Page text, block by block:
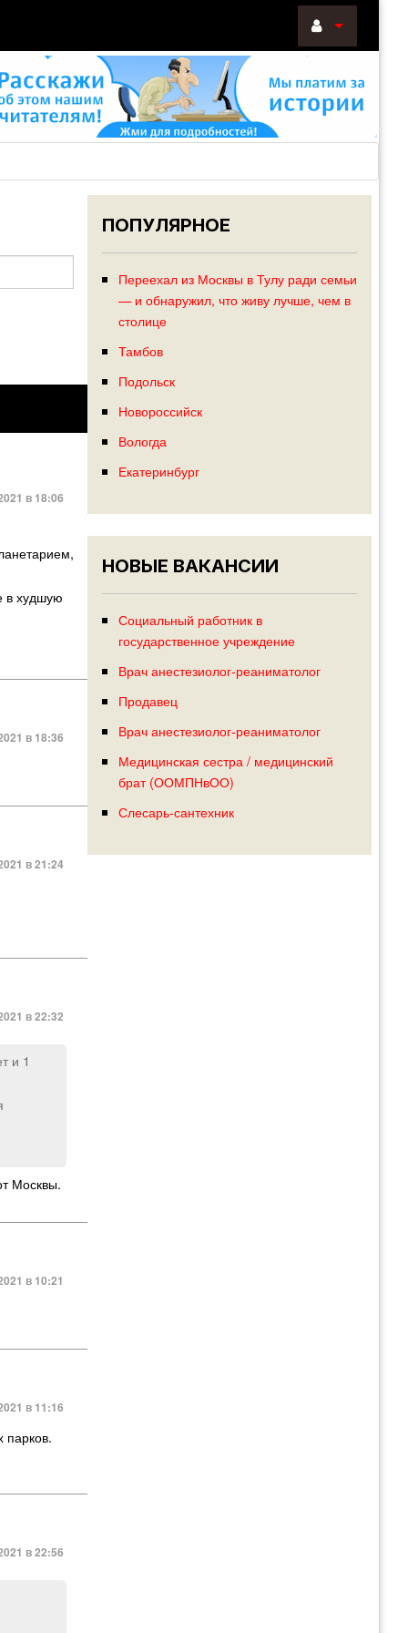
Войти
в 18:06
в худшую
в 18:36
в 21:24
в 22:32
и 1
Москвы.
в 10:21
в 11:16
парков.
в 22:56
ПОПУЛЯРНОЕ
Переехал из Москвы в Тулу ради семьи
— и обнаружил, что живу лучше, чем в
столице
Тамбов
Подольск
Новороссийск
Вологда
Екатеринбург
НОВЫЕ ВАКАНСИИ
Социальный работник в
государственное учреждение
Врач анестезиолог-реаниматолог
Продавец
Врач анестезиолог-реаниматолог
Медицинская сестра / медицинский
брат (ООМПНвОО)
Слесарь-сантехник